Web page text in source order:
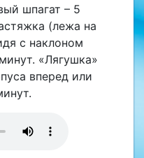
шпагат – 5
(лежа на
с наклоном
«Лягушка»
вперед или